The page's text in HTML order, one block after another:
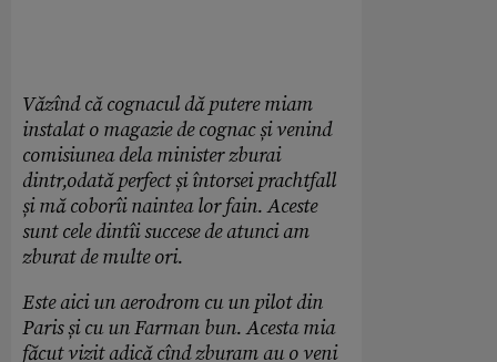
Văzînd că cognacul dă putere miam
instalat o magazie de cognac și venind
comisiunea dela minister zburai
dintr,odată perfect și întorsei prachtfall
și mă coborîi naintea lor fain. Aceste
sunt cele dintîi succese de atunci am
zburat de multe ori.
Este aici un aerodrom cu un pilot din
Paris și cu un Farman bun. Acesta mia
făcut vizit adică cînd zburam au o veni